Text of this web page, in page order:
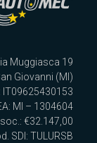
Muggiasca 19
Giovanni (MI)
IT09625430153
MI – 1304604
€32.147,00
SDI: TULURSB